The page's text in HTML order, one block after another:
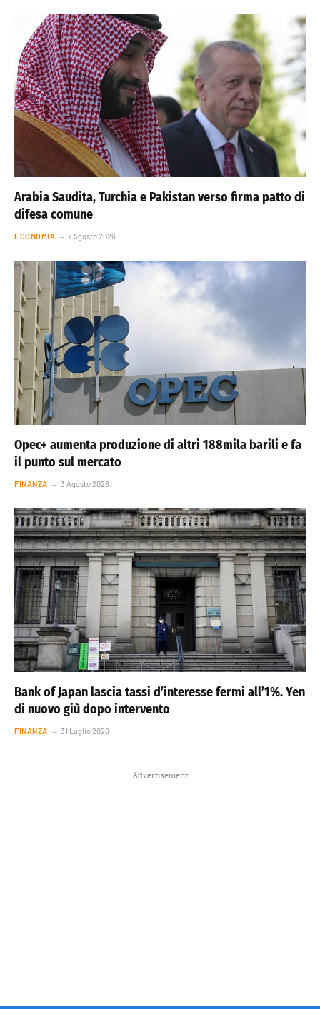
Arabia Saudita, Turchia e Pakistan verso firma patto di
difesa comune
ECONOMIA 7 Agosto 2026
Opec+ aumenta produzione di altri 188mila barili e fa
il punto sul mercato
FINANZA 3 Agosto 2026
Bank of Japan lascia tassi d’interesse fermi all’1%. Yen
di nuovo giù dopo intervento
FINANZA 31 Luglio 2026
Advertisement